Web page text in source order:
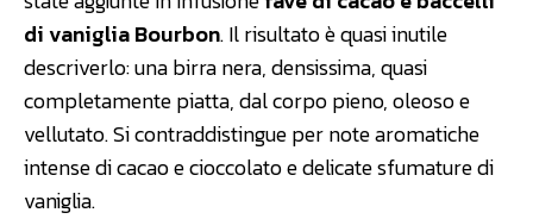
di vaniglia Bourbon. Il risultato è quasi inutile
descriverlo: una birra nera, densissima, quasi
completamente piatta, dal corpo pieno, oleoso e
vellutato. Si contraddistingue per note aromatiche
intense di cacao e cioccolato e delicate sfumature di
vaniglia.